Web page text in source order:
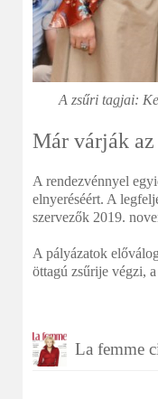
A zsűri tagjai:
Már várják
A rendezvénnyel
elnyeréséért. A
szervezők 2019.
A pályázatok
öttagú zsűrije végzi,
La femme